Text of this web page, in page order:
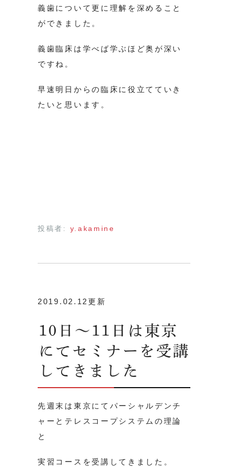
義歯について更に理解を深めること
ができました。
義歯臨床は学べば学ぶほど奥が深い
ですね。
早速明日からの臨床に役立てていき
たいと思います。
投稿者: y.akamine
2019.02.12更新
10日〜11日は東京
にてセミナーを受講
してきました
先週末は東京にてパーシャルデンチ
ャーとテレスコープシステムの理論
と
実習コースを受講してきました。